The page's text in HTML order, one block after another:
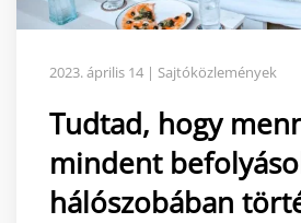
2023. április 14 | Sajtóközlemények
Tudtad, hogy
mindent
hálószobában